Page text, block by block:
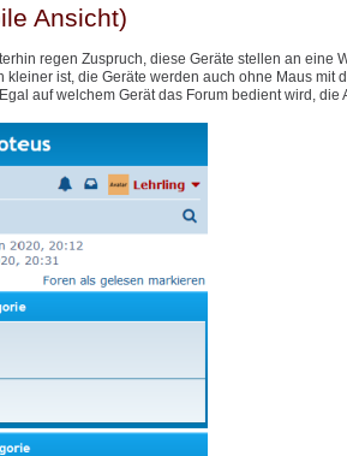
Ansicht)
regen Zuspruch, diese Geräte stellen an eine
kleiner ist, die Geräte werden auch ohne Maus
auf welchem Gerät das Forum bedient wird,